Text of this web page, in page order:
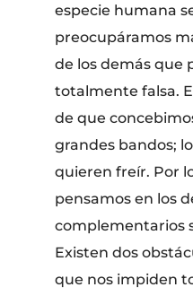
especie humana
preocupáramos
de los demás que
totalmente falsa.
de que
grandes bandos;
quieren freír. Por
pensamos en los
complementarios
Existen dos
que nos impiden